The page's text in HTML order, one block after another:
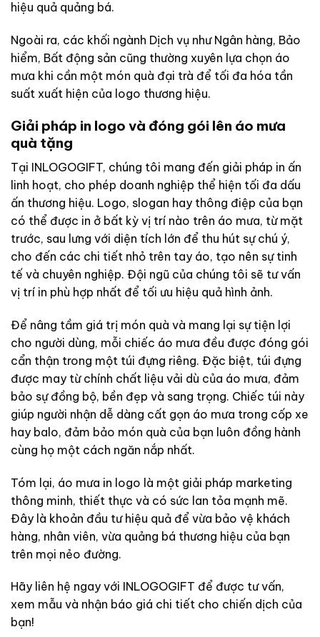
hiệu quả quảng bá.
Ngoài ra, các khối ngành Dịch vụ như Ngân hàng, Bảo
hiểm, Bất động sản cũng thường xuyên lựa chọn áo
mưa khi cần một món quà đại trà để tối đa hóa tần
suất xuất hiện của logo thương hiệu.
Giải pháp in logo và đóng gói lên áo mưa
quà tặng
Tại INLOGOGIFT, chúng tôi mang đến giải pháp in ấn
linh hoạt, cho phép doanh nghiệp thể hiện tối đa dấu
ấn thương hiệu. Logo, slogan hay thông điệp của bạn
có thể được in ở bất kỳ vị trí nào trên áo mưa, từ mặt
trước, sau lưng với diện tích lớn để thu hút sự chú ý,
cho đến các chi tiết nhỏ trên tay áo, tạo nên sự tinh
tế và chuyên nghiệp. Đội ngũ của chúng tôi sẽ tư vấn
vị trí in phù hợp nhất để tối ưu hiệu quả hình ảnh.
Để nâng tầm giá trị món quà và mang lại sự tiện lợi
cho người dùng, mỗi chiếc áo mưa đều được đóng gói
cẩn thận trong một túi đựng riêng. Đặc biệt, túi đựng
được may từ chính chất liệu vải dù của áo mưa, đảm
bảo sự đồng bộ, bền đẹp và sang trọng. Chiếc túi này
giúp người nhận dễ dàng cất gọn áo mưa trong cốp xe
hay balo, đảm bảo món quà của bạn luôn đồng hành
cùng họ một cách ngăn nắp nhất.
Tóm lại, áo mưa in logo là một giải pháp marketing
thông minh, thiết thực và có sức lan tỏa mạnh mẽ.
Đây là khoản đầu tư hiệu quả để vừa bảo vệ khách
hàng, nhân viên, vừa quảng bá thương hiệu của bạn
trên mọi nẻo đường.
Hãy liên hệ ngay với INLOGOGIFT để được tư vấn,
xem mẫu và nhận báo giá chi tiết cho chiến dịch của
bạn!